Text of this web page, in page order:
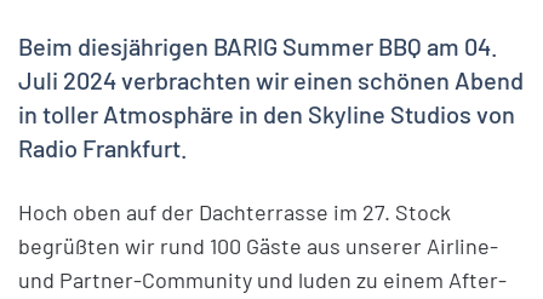
Beim diesjährigen BARIG Summer BBQ am 04.
Juli 2024 verbrachten wir einen schönen Abend
in toller Atmosphäre in den Skyline Studios von
Radio Frankfurt.
Hoch oben auf der Dachterrasse im 27. Stock
begrüßten wir rund 100 Gäste aus unserer Airline-
und Partner-Community und luden zu einem After-